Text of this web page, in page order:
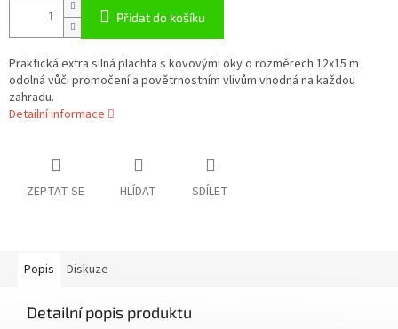
Přidat do košíku
Praktická extra silná plachta s kovovými oky o rozměrech 12x15 m
odolná vůči promočení a povětrnostním vlivům vhodná na každou
zahradu.
Detailní informace
ZEPTAT SE HLÍDAT SDÍLET
Popis Diskuze
Detailní popis produktu